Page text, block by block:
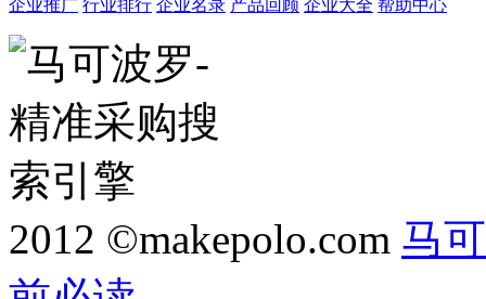
企业推广 行业排行 企业名录 产品回顾 企业大全 帮助中心
2012 ©makepolo.com 马